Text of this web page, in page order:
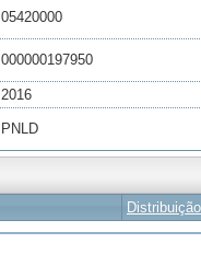
05420000
000000197950
2016
PNLD
Distribuição